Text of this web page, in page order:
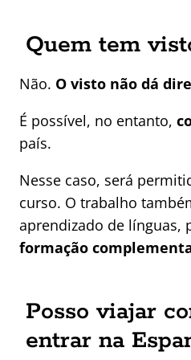
Quem tem
Não. O visto não dá
É possível, no entanto,
país.
Nesse caso, será
curso. O trabalho
aprendizado de línguas,
formação
Posso viajar
entrar na